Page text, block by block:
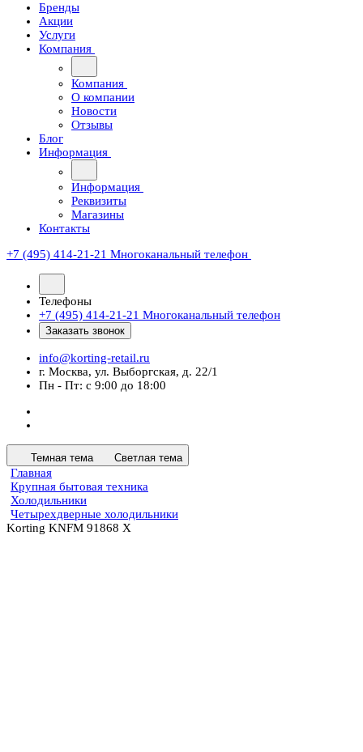
Бренды
Акции
Услуги
Компания
Компания
О компании
Новости
Отзывы
Блог
Информация
Информация
Реквизиты
Магазины
Контакты
+7 (495) 414-21-21 Многоканальный телефон
Телефоны
+7 (495) 414-21-21 Многоканальный телефон
Заказать звонок
info@korting-retail.ru
г. Москва, ул. Выборгская, д. 22/1
Пн - Пт: с 9:00 до 18:00
Темная тема Светлая тема
Главная
Крупная бытовая техника
Холодильники
Четырехдверные холодильники
Korting KNFM 91868 X